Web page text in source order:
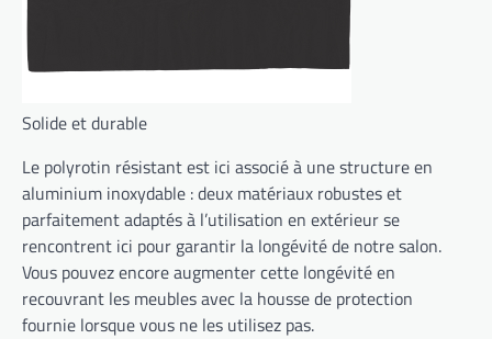
Solide et durable
Le polyrotin résistant est ici associé à une structure en
aluminium inoxydable : deux matériaux robustes et
parfaitement adaptés à l’utilisation en extérieur se
rencontrent ici pour garantir la longévité de notre salon.
Vous pouvez encore augmenter cette longévité en
recouvrant les meubles avec la housse de protection
fournie lorsque vous ne les utilisez pas.